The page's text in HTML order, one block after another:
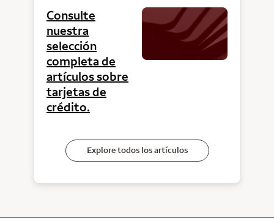
Consulte
nuestra
selección
completa de
artículos sobre
tarjetas de
crédito.
Explore todos los artículos